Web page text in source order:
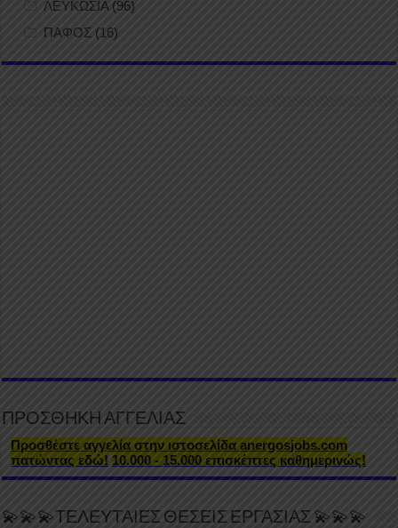
ΛΕΥΚΩΣΙΑ(96)
ΠΑΦΟΣ (16)
ΠΡΟΣΘΗΚΗ ΑΓΓΕΛΙΑΣ
Προσθέστε αγγελία στην ιστοσελίδα anergosjobs.com
πατώντας εδώ! 10.000 - 15.000 επισκέπτες καθημερινώς!
💫💫💫ΤΕΛΕΥΤΑΙΕΣ ΘΕΣΕΙΣ ΕΡΓΑΣΙΑΣ 💫💫💫